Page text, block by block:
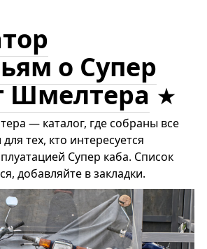
о Супер
Шмелтера
— каталог, где собраны все
тех, кто интересуется
Супер каба. Список
добавляйте в закладки.